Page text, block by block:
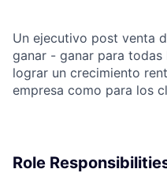
Un ejecutivo post venta
ganar - ganar para
lograr un crecimiento
empresa como para los
Role